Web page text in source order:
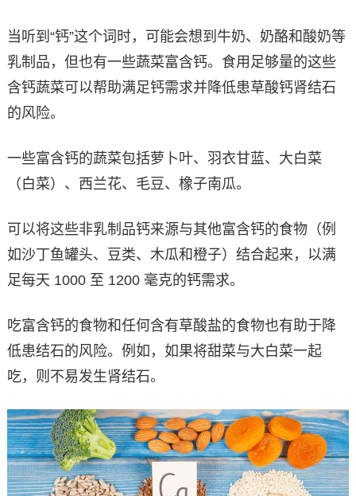
当听到“钙”这个词时，可能会想到牛奶、奶酪和酸奶等
乳制品，但也有一些蔬菜富含钙。食用足够量的这些
含钙蔬菜可以帮助满足钙需求并降低患草酸钙肾结石
的风险。
一些富含钙的蔬菜包括萝卜叶、羽衣甘蓝、大白菜
（白菜）、西兰花、毛豆、橡子南瓜。
可以将这些非乳制品钙来源与其他富含钙的食物（例
如沙丁鱼罐头、豆类、木瓜和橙子）结合起来，以满
足每天 1000 至 1200 毫克的钙需求。
吃富含钙的食物和任何含有草酸盐的食物也有助于降
低患结石的风险。例如，如果将甜菜与大白菜一起
吃，则不易发生肾结石。